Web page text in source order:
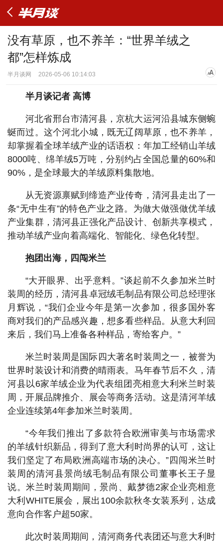
没有草原，也不养羊：“世界羊绒之
都”怎样炼成
半月谈网 2026-05-06 10:14:03
半月谈记者 高博
河北省邢台市清河县，京杭大运河沿县城东侧蜿
蜒而过。这个河北小城，既无辽阔草原，也不养羊，
却掌握着全球羊绒产业的话语权：年加工经销山羊绒
8000吨、绵羊绒5万吨，分别约占全国总量的60%和
90%，是全球最大的羊绒原料集散地。
从无资源禀赋到缔造产业传奇，清河县走出了一
条“无中生有”的特色产业之路。为做大做强做优羊绒
产业集群，清河县正强化产品设计、创新共享模式，
推动羊绒产业向着高端化、智能化、绿色化转型。
抱团出海，四闯米兰
“大开眼界、出乎意料。”谈起前不久参加米兰时
装周的经历，清河县卓冠绒毛制品有限公司总经理张
月辉说，“我们企业今年是第一次参加，很多国外客
商对我们的产品感兴趣，想多看些样品。从意大利回
来后，我们马上准备各种样品，寄给客户。”
米兰时装周是国际四大著名时装周之一，被誉为
世界时装设计和消费的晴雨表。马年春节后不久，清
河县以6家羊绒企业为代表组团亮相意大利米兰时装
周，开展品牌推介、展会等商务活动。这是清河羊绒
企业连续第4年参加米兰时装周。
“今年我们推出了多款符合欧洲审美与市场需求
的羊绒针织新品，得到了意大利时尚界的认可，这让
我们坚定了布局欧洲高端市场的决心。”四闯米兰时
装周的清河县景尚绒毛制品有限公司董事长王子显
说。米兰时装周期间，景尚、戴梦德2家企业亮相意
大利WHITE展会，展出100余款秋冬女装系列，达成
意向合作客户超50家。
此次时装周期间，清河商务代表团还与意大利时